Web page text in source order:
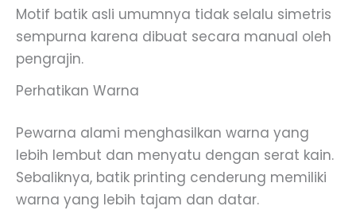
Motif batik asli umumnya tidak selalu simetris
sempurna karena dibuat secara manual oleh
pengrajin.
Perhatikan Warna
Pewarna alami menghasilkan warna yang
lebih lembut dan menyatu dengan serat kain.
Sebaliknya, batik printing cenderung memiliki
warna yang lebih tajam dan datar.